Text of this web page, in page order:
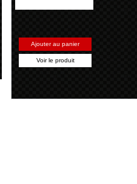
Ajouter au panier
Voir le produit